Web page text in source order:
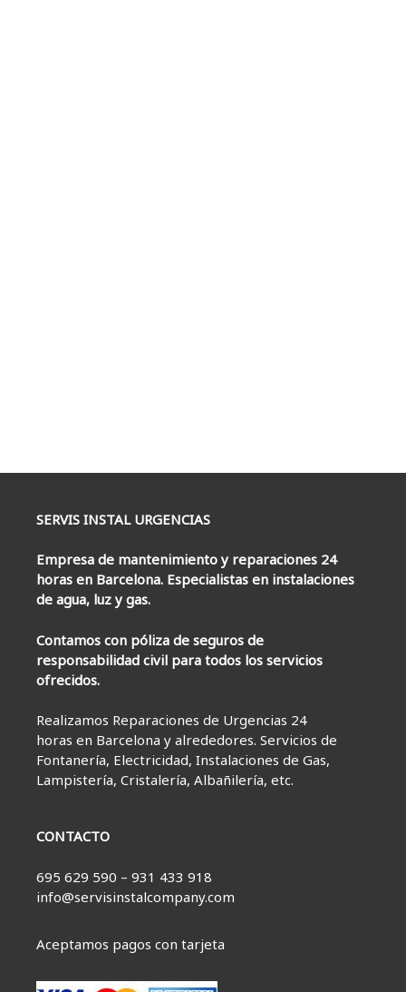
SERVIS INSTAL URGENCIAS
Empresa de mantenimiento y reparaciones 24
horas en Barcelona. Especialistas en instalaciones
de agua, luz y gas.
Contamos con póliza de seguros de
responsabilidad civil para todos los servicios
ofrecidos.
Realizamos Reparaciones de Urgencias 24
horas en Barcelona y alrededores. Servicios de
Fontanería, Electricidad, Instalaciones de Gas,
Lampistería, Cristalería, Albañilería, etc.
CONTACTO
695 629 590 – 931 433 918
info@servisinstalcompany.com
Aceptamos pagos con tarjeta